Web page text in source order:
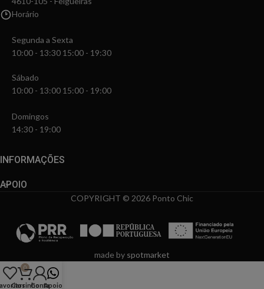
Horário
Segunda a Sexta
10:00 - 13:30 15:00 - 19:30
Sábado
10:00 - 13:00 15:00 - 19:00
Domingos
14:30 - 19:00
INFORMAÇÕES
APOIO
COPYRIGHT © 2026 Ponto Chic
made by spotmarket
0
CarrinhoContaApoio